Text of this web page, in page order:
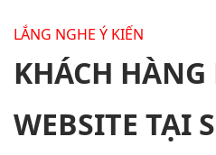
LẮNG NGHE Ý KIẾN
KHÁCH
WEBSITE TẠI